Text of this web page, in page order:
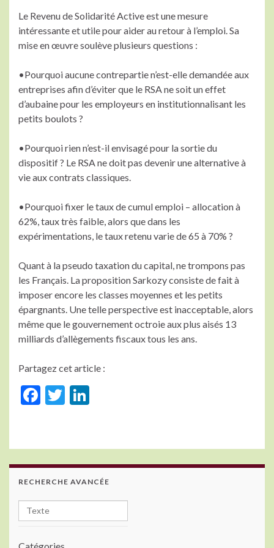
Le Revenu de Solidarité Active est une mesure
intéressante et utile pour aider au retour à l’emploi. Sa
mise en œuvre soulève plusieurs questions :
•Pourquoi aucune contrepartie n’est-elle demandée aux
entreprises afin d’éviter que le RSA ne soit un effet
d’aubaine pour les employeurs en institutionnalisant les
petits boulots ?
•Pourquoi rien n’est-il envisagé pour la sortie du
dispositif ? Le RSA ne doit pas devenir une alternative à
vie aux contrats classiques.
•Pourquoi fixer le taux de cumul emploi – allocation à
62%, taux très faible, alors que dans les
expérimentations, le taux retenu varie de 65 à 70% ?
Quant à la pseudo taxation du capital, ne trompons pas
les Français. La proposition Sarkozy consiste de fait à
imposer encore les classes moyennes et les petits
épargnants. Une telle perspective est inacceptable, alors
même que le gouvernement octroie aux plus aisés 13
milliards d’allègements fiscaux tous les ans.
Partagez cet article :
F
b
o
o
k
T
er dI
n
RECHERCHE AVANCÉE